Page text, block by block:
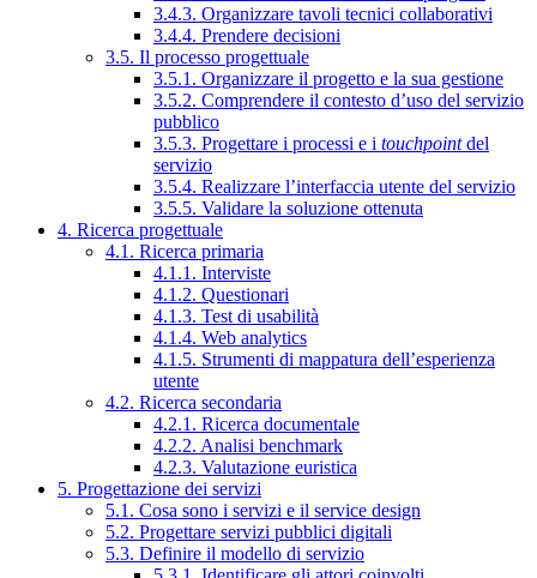
3.4.3. Organizzare tavoli tecnici collaborativi
3.4.4. Prendere decisioni
3.5. Il processo progettuale
3.5.1. Organizzare il progetto e la sua gestione
3.5.2. Comprendere il contesto d’uso del servizio
pubblico
3.5.3. Progettare i processi e i touchpointdel
servizio
3.5.4. Realizzare l’interfaccia utente del servizio
3.5.5. Validare la soluzione ottenuta
4. Ricerca progettuale
4.1. Ricerca primaria
4.1.1. Interviste
4.1.2. Questionari
4.1.3. Test di usabilità
4.1.4. Web analytics
4.1.5. Strumenti di mappatura dell’esperienza
utente
4.2. Ricerca secondaria
4.2.1. Ricerca documentale
4.2.2. Analisi benchmark
4.2.3. Valutazione euristica
5. Progettazione dei servizi
5.1. Cosa sono i servizi e il service design
5.2. Progettare servizi pubblici digitali
5.3. Definire il modello di servizio